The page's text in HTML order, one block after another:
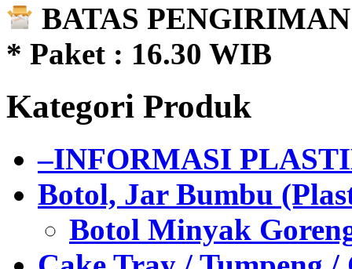
BATAS
* Paket : 16.30 WIB
Kategori Produk
–INFORMASI
Botol, Jar Bumbu
Botol Minyak